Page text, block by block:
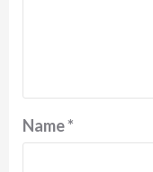
Name*